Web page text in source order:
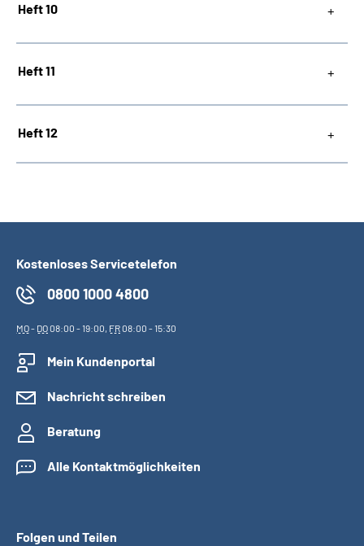
Heft 10
Heft 11
Heft 12
Kostenloses Servicetelefon
0800 1000 4800
MO- DO08:00 - 19:00, FR08:00 - 15:30
Mein Kundenportal
Nachricht schreiben
Beratung
Alle Kontaktmöglichkeiten
Folgen und Teilen